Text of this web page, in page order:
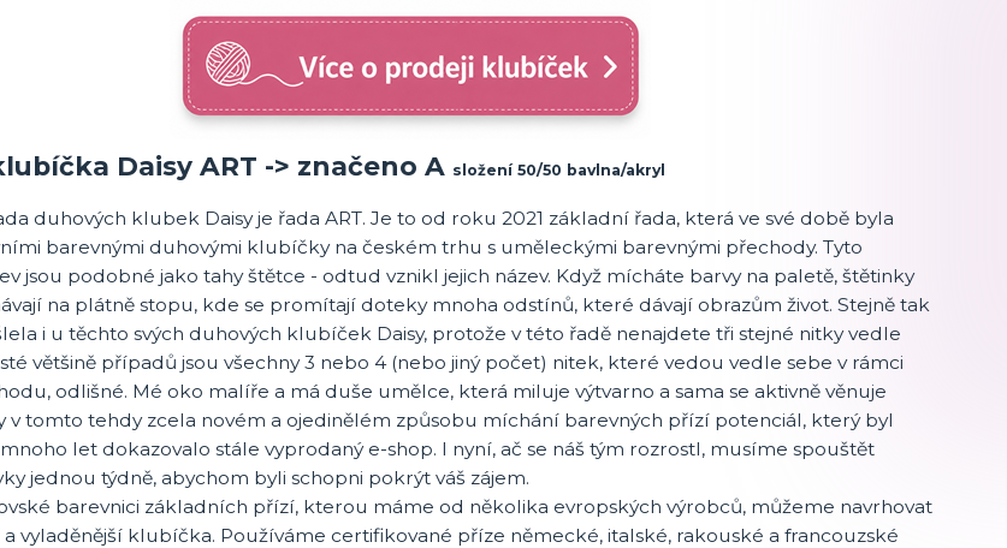
Daisy ART -> značeno A složení 50/50 bavlna/akryl
duhových klubek Daisy je řada ART. Je to od roku 2021 základní řada, která ve své době byla
barevnými duhovými klubíčky na českém trhu s uměleckými barevnými přechody. Tyto
jsou podobné jako tahy štětce - odtud vznikl jejich název. Když mícháte barvy na paletě, štětinky
na plátně stopu, kde se promítají doteky mnoha odstínů, které dávají obrazům život. Stejně tak
i u těchto svých duhových klubíček Daisy, protože v této řadě nenajdete tři stejné nitky vedle
většině případů jsou všechny 3 nebo 4 (nebo jiný počet) nitek, které vedou vedle sebe v rámci
odlišné. Mé oko malíře a má duše umělce, která miluje výtvarno a sama se aktivně věnuje
v tomto tehdy zcela novém a ojedinělém způsobu míchání barevných přízí potenciál, který byl
let dokazovalo stále vyprodaný e-shop. I nyní, ač se náš tým rozrostl, musíme spouštět
jednou týdně, abychom byli schopni pokrýt váš zájem.
barevnici základních přízí, kterou máme od několika evropských výrobců, můžeme navrhovat
a vyladěnější klubíčka. Používáme certifikované příze německé, italské, rakouské a francouzské